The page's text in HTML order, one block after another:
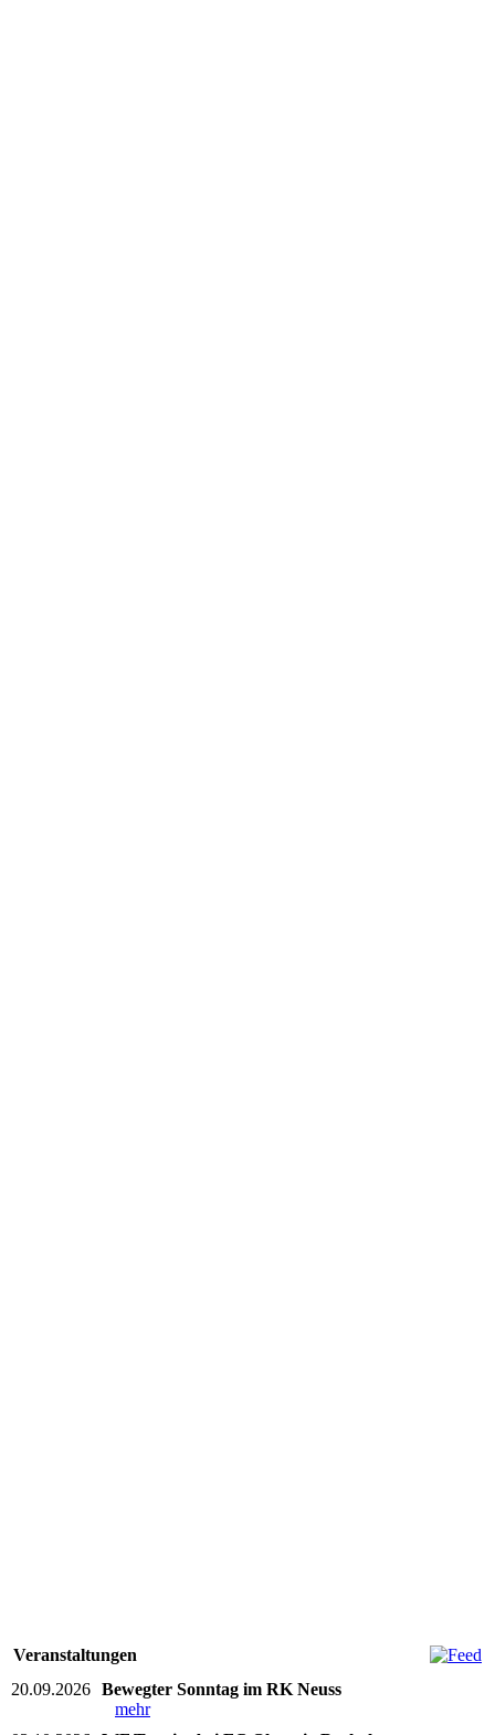
Veranstaltungen
20.09.2026 Bewegter Sonntag im RK Neuss
mehr